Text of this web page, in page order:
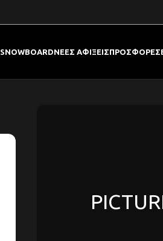
SNOWBOARDΝΕΕΣ ΑΦΙΞΕΙΣΠΡΟΣΦΟΡΕΣ